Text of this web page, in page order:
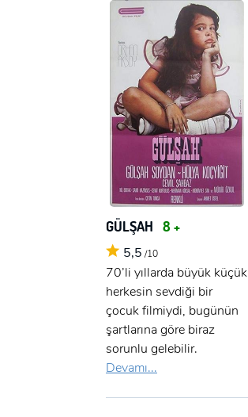
GÜLŞAH 8 +
5,5 /10
70’li yıllarda büyük küçük
herkesin sevdiği bir
çocuk filmiydi, bugünün
şartlarına göre biraz
sorunlu gelebilir.
Devamı...